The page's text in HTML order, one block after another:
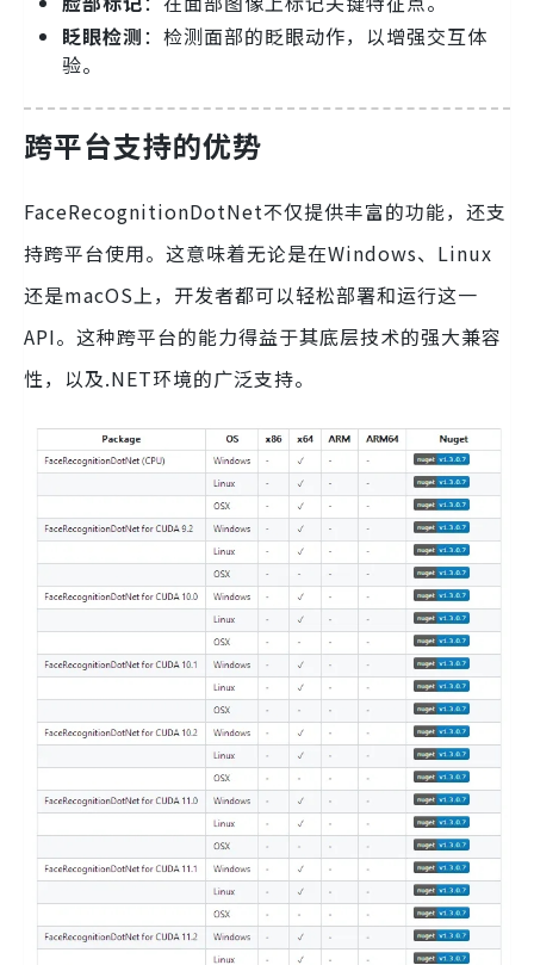
眨眼检测：检测面部的眨眼动作，以增强交互体
验。
跨平台支持的优势
FaceRecognitionDotNet不仅提供丰富的功能，还支
持跨平台使用。这意味着无论是在Windows、Linux
还是macOS上，开发者都可以轻松部署和运行这一
API。这种跨平台的能力得益于其底层技术的强大兼容
性，以及.NET环境的广泛支持。